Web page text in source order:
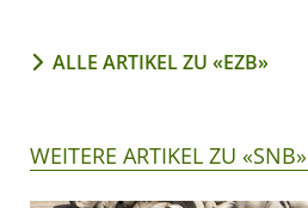
ALLE ARTIKEL ZU «EZB»
WEITERE ARTIKEL ZU «SNB»